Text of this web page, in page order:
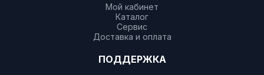
Мой кабинет
Каталог
Сервис
Доставка и оплата
ПОДДЕРЖКА